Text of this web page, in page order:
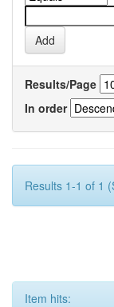
Results/Page
In order
Results 1-1 of 1
Item hits: